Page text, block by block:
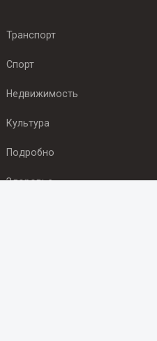
Транспорт
Спорт
Недвижимость
Культура
Подробно
Здоровье